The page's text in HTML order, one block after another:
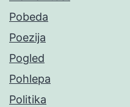
Pobeda
Poezija
Pogled
Pohlepa
Politika